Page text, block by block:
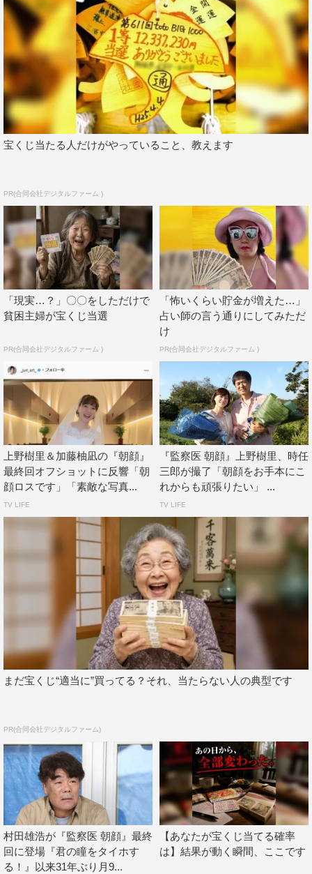
宝くじ当たる人だけがやっていること、教えます
PR(合同会社デジタルファーム )
「現実…？」〇〇をしただけで
貧困主婦が宝くじ当選
PR(合同会社デジタルファーム )
「怖いくらい貯金が増えた…」
占い師の言う通りにしてみただ
け
PR(合同会社デジタルファーム )
上野樹里＆加藤柚凪の『朝顔』
最終回オフショットに反響「朝
顔ロスです」「素敵な写真...
TV LIFE
『監察医 朝顔』上野樹里、時任
三郎が撮了「朝顔をお手本にこ
れからも頑張りたい」 ...
TV LIFE
まだ宝くじ“適当に”買ってる？それ、当たらない人の典型です
PR(合同会社デジタルファーム)
村田雄浩が『監察医 朝顔』最終
回に登場『君の瞳をタイホす
る！』以来31年ぶり月9...
【あなたが宝くじ当てる確率
は】結果が動く瞬間、ここです